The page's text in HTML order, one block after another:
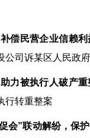
偿民营企业信赖
司诉某区人民政
力被执行人破产
转重整案
会”联动解纷，保